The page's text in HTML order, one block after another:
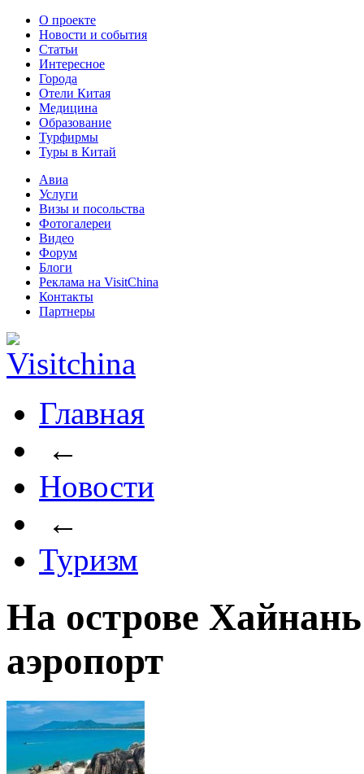
О проекте
Новости и события
Статьи
Интересное
Города
Отели Китая
Медицина
Образование
Турфирмы
Туры в Китай
Авиа
Услуги
Визы и посольства
Фотогалереи
Видео
Форум
Блоги
Реклама на VisitChina
Контакты
Партнеры
Главная
←
Новости
←
Туризм
На острове
аэропорт